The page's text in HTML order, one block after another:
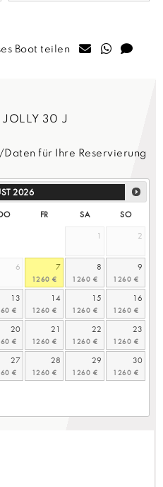
Boot teilen
30 J
für Ihre Reservierung
2026
FR SA
SO
1
2
6 7 8 9
13 14 15 16
20 21 22 23
27 28 29 30